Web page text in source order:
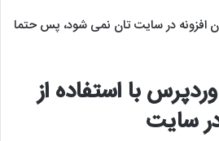
افزونه در سایت تان نمی شود، پس حتما
با استفاده از
سایت